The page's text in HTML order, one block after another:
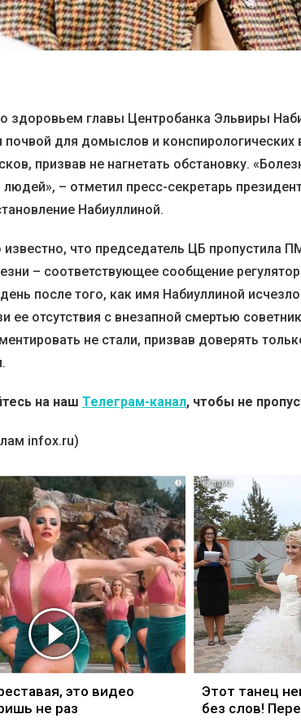
здоровьем главы Центробанка Эльвиры
почвой для домыслов и конспирологических
призвав не нагнетать обстановку.
людей», – отметил пресс-секретарь
Набиуллиной.
что председатель ЦБ пропустила
– соответствующее сообщение
после того, как имя Набиуллиной
ее отсутствия с внезапной смертью
не стали, призвав доверять
на наш Телеграм-канал, чтобы не
infox.ru)
i
это видео
не раз
Этот танец
без слов!